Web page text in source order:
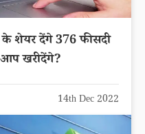
शेयर देंगे 376 फीसदी
आप खरीदेंगे?
14th Dec 2022